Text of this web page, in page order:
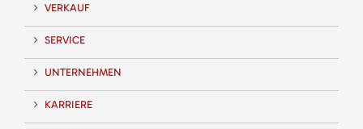
VERKAUF
SERVICE
UNTERNEHMEN
KARRIERE